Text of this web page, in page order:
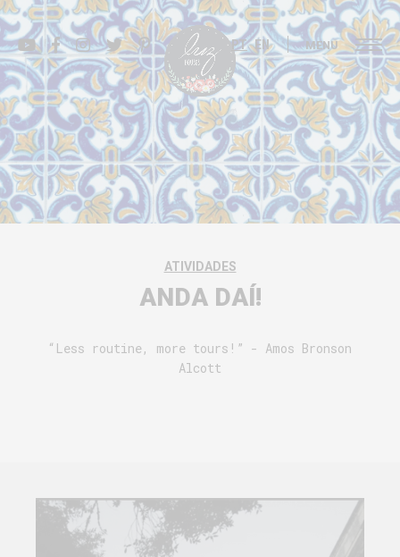
PT EN MENU
ATIVIDADES
ANDA DAÍ!
“Less routine, more tours!” - Amos Bronson
Alcott